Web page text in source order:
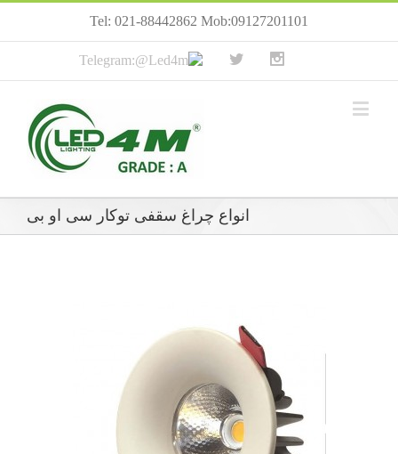
Tel: 021-88442862 Mob:09127201101
انواع چراغ سقفی توکار سی او بی